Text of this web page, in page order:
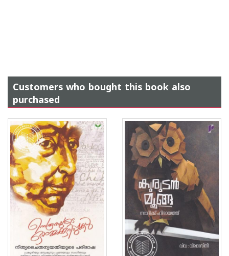
Customers who bought this book also
purchased